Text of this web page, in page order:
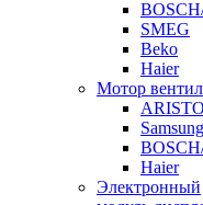
SMEG
Beko
Haier
Мотор
Samsung
Haier
Электронный